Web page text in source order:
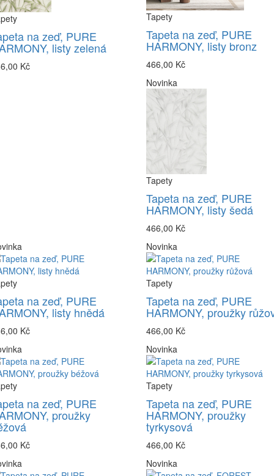
na zeď, PURE
listy zelená
Kč
Tapety
Tapeta na zeď, PURE
HARMONY, listy bronz
466,00 Kč
Novinka
Tapety
Tapeta na zeď, PURE
HARMONY, listy šedá
466,00 Kč
na zeď, PURE
listy hnědá
Kč
Novinka
Tapety
Tapeta na zeď, PURE
HARMONY, proužky
466,00 Kč
na zeď, PURE
proužky
Kč
Novinka
Tapety
Tapeta na zeď, PURE
HARMONY, proužky
tyrkysová
466,00 Kč
Novinka